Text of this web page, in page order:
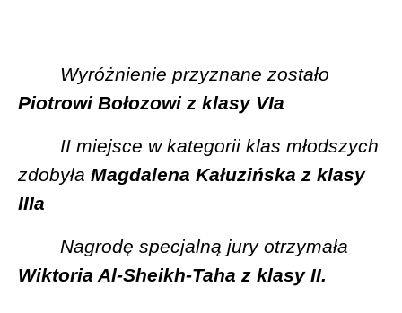
Wyróżnienie przyznane zostało
Piotrowi Bołozowi z klasy VIa
II miejsce w kategorii klas młodszych
zdobyła Magdalena Kałuzińska z klasy
IIIa
Nagrodę specjalną jury otrzymała
Wiktoria Al-Sheikh-Taha z klasy II.